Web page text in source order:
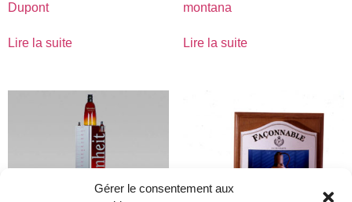
Gérer le consentement aux
Dupont
Lire la suite
montana
Lire la suite